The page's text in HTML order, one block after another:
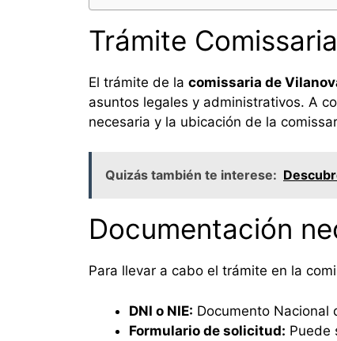
Trámite
El trámite de la comissaria de
asuntos legales y administrativos. A
necesaria y la ubicación de la
Quizás también te interese:
Documentación
Para llevar a cabo el trámite en la
DNI o NIE: Documento Nacional
Formulario de solicitud: Puede